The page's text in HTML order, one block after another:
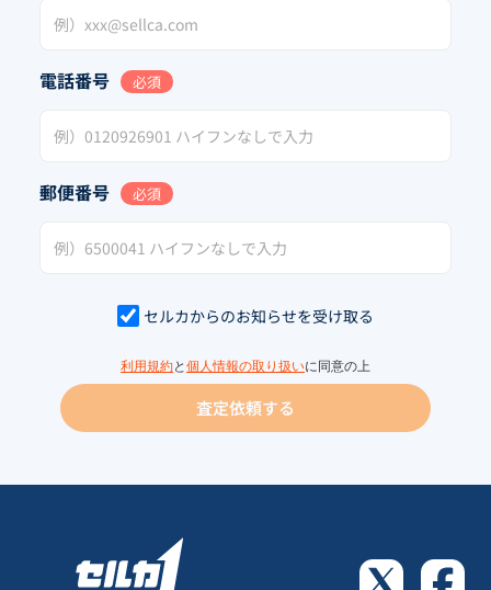
電話番号 必須
郵便番号 必須
セルカからのお知らせを受け取る
利用規約と 個人情報の取り扱いに同意の上
査定依頼する